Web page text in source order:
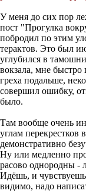
У меня до сих пор
пост "Прогулка
побродил по этим
терактов. Это был
углубился в
вокзала, мне быстро
греха подальше,
совершил ошибку,
было.
Там вообще очень
углам перекрестков
демонстративно
Ну или медленно
расово однородны -
Идёшь, и
видимо, надо